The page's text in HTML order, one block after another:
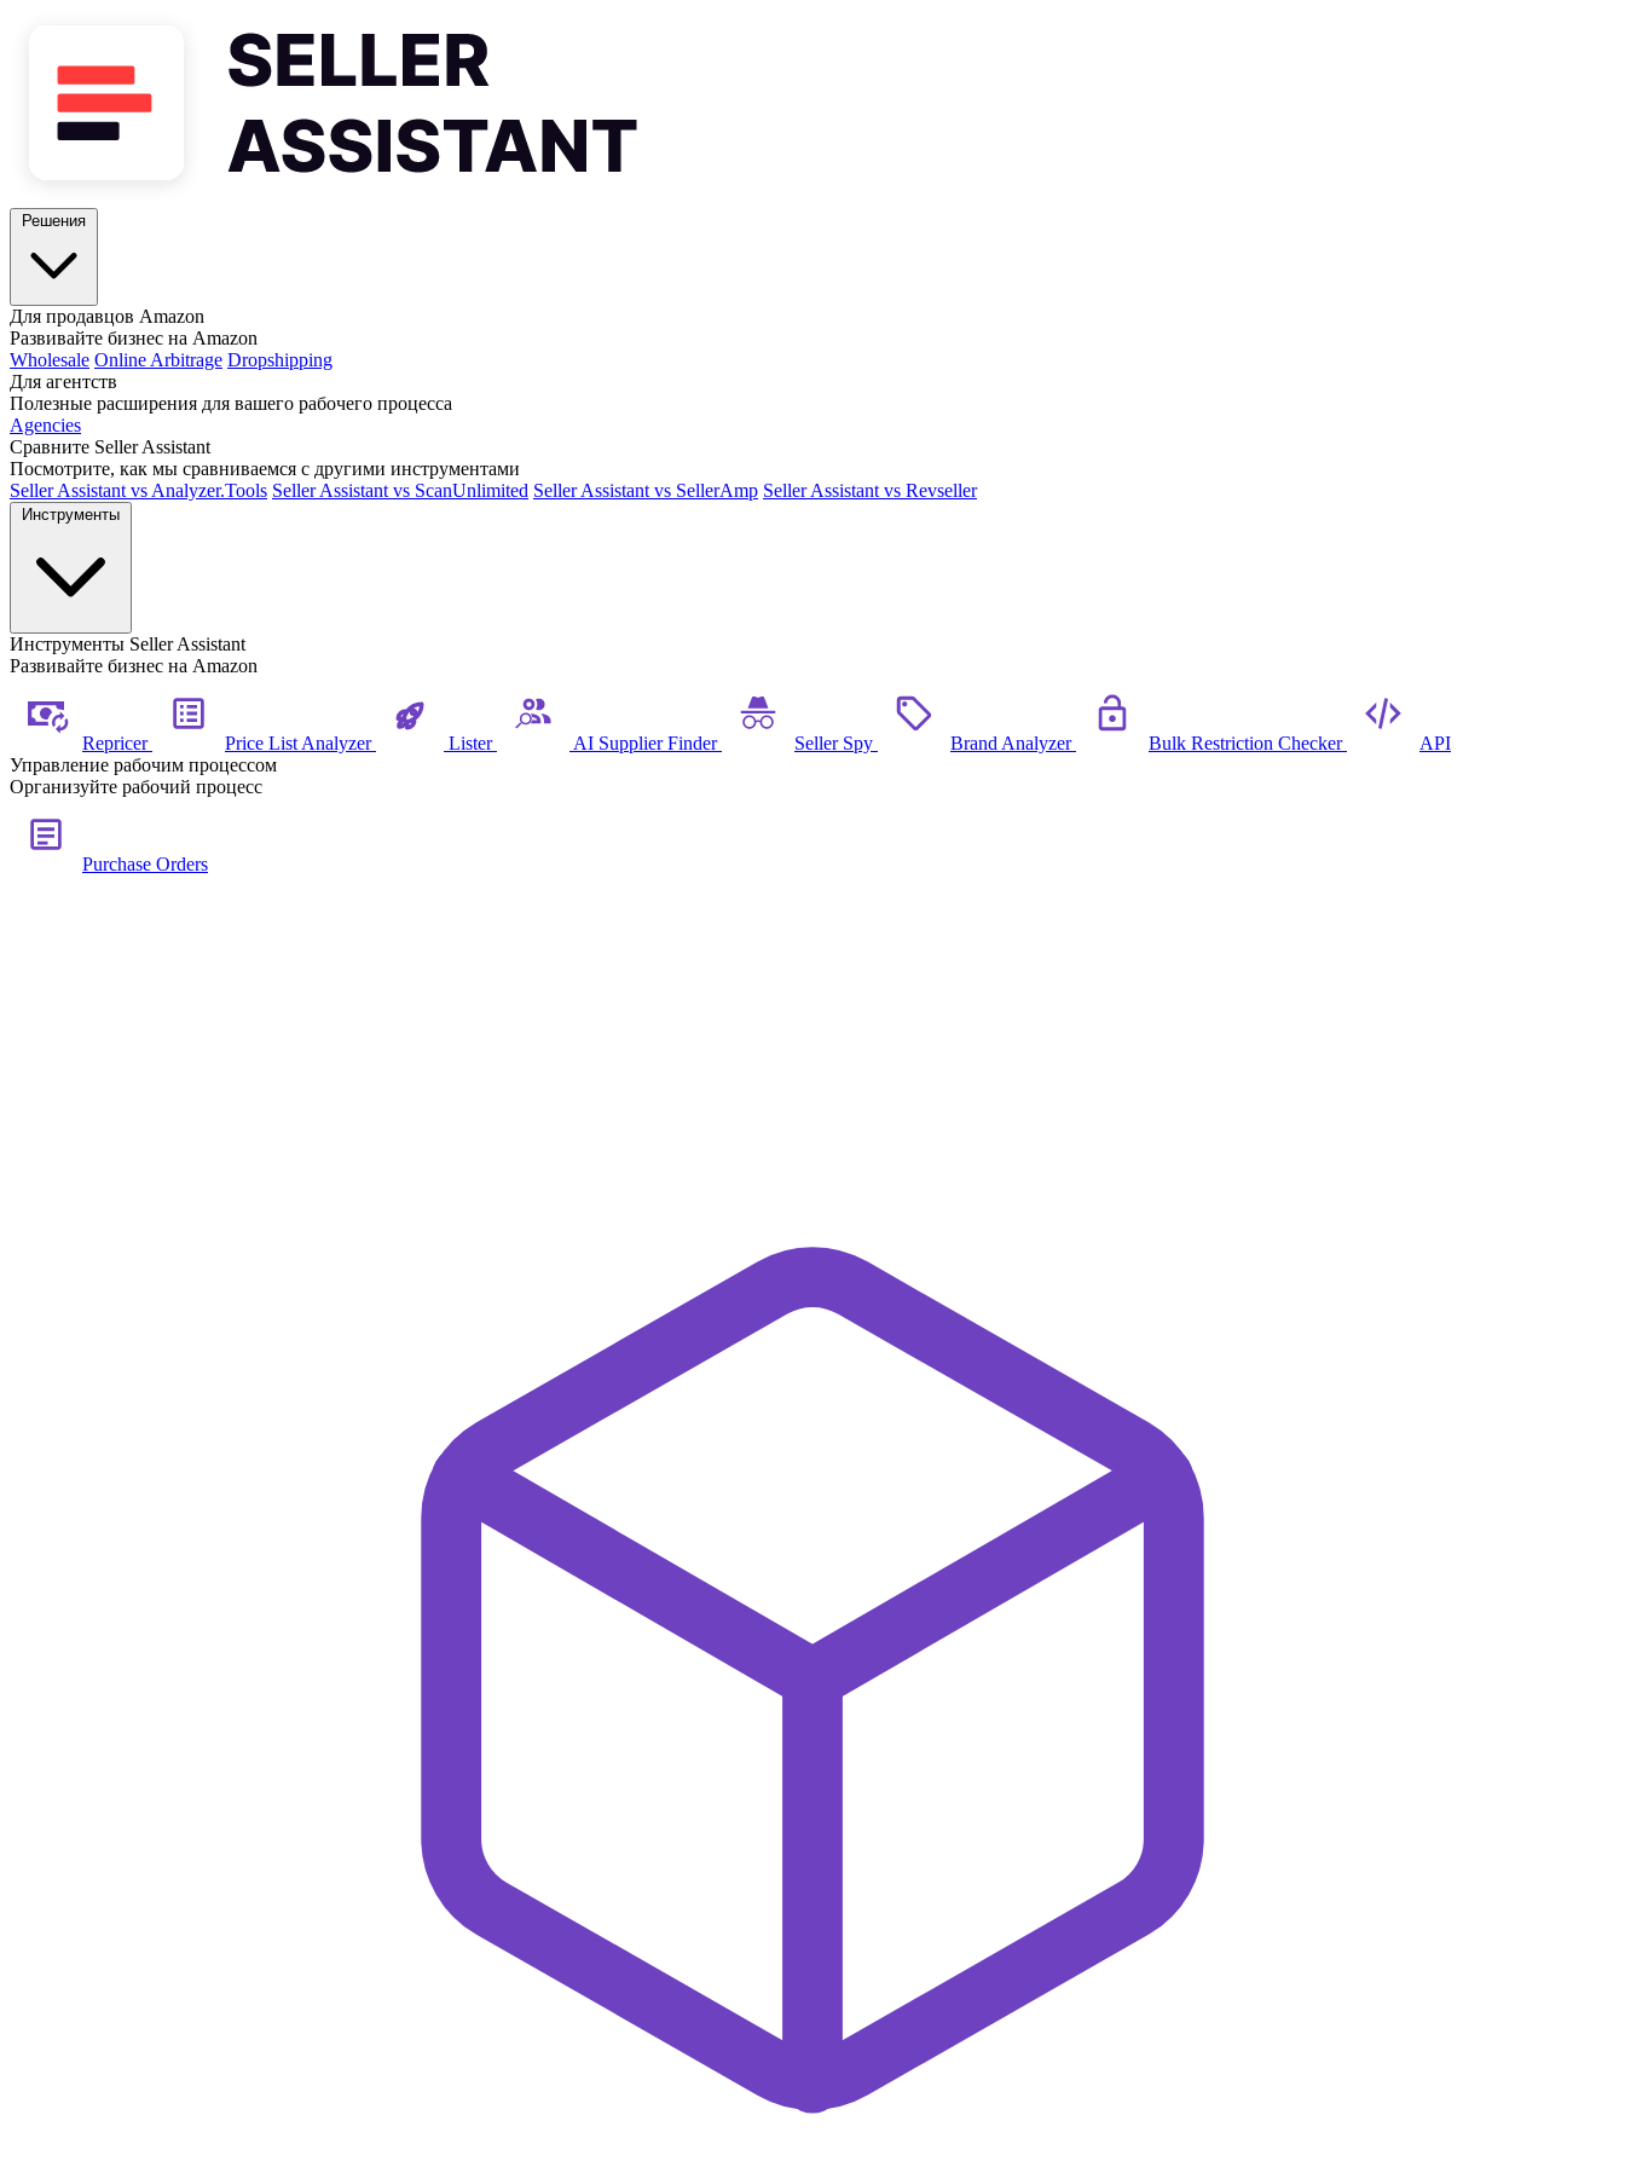
Для продавцов Amazon
Развивайте бизнес на Amazon
Wholesale Online Arbitrage Dropshipping
Для агентств
Полезные расширения для вашего рабочего процесса
Agencies
Сравните Seller Assistant
Посмотрите, как мы сравниваемся с другими инструментами
Seller Assistant vs Analyzer.Tools Seller Assistant vs ScanUnlimited Seller Assistant vs SellerAmp Seller Assistant vs Revseller
Инструменты Seller Assistant
Развивайте бизнес на Amazon
Repricer Price List Analyzer Lister AI Supplier Finder Seller Spy Brand Analyzer Bulk Restriction Checker
API
Управление рабочим процессом
Организуйте рабочий процесс
Purchase Orders